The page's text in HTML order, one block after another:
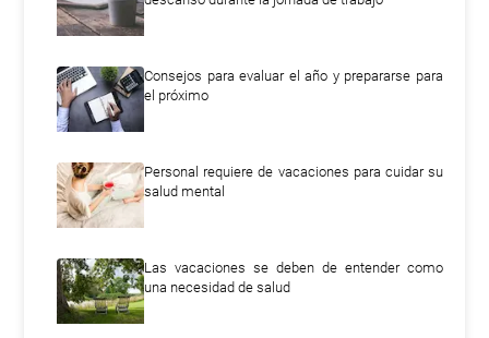
Consejos para evaluar el año y prepararse para
el próximo
Personal requiere de vacaciones para cuidar su
salud mental
Las vacaciones se deben de entender como
una necesidad de salud